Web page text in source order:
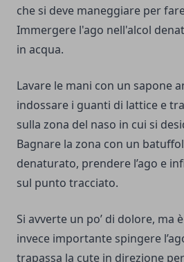
che si deve maneggiare per
Immergere l'ago nell'alcol
in acqua.
Lavare le mani con un sapone
indossare i guanti di lattice e
sulla zona del naso in cui si
Bagnare la zona con un
denaturato, prendere l’ago e
sul punto tracciato.
Si avverte un po’ di dolore, ma
invece importante spingere
trapassa la cute in direzione